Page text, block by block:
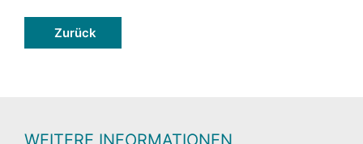
Zurück
WEITERE INFORMATIONEN